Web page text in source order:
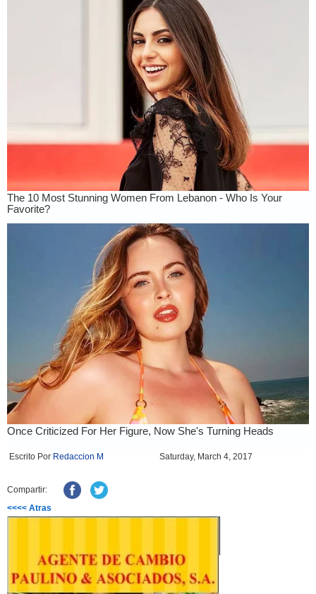
Escrito Por Redaccion M Saturday, March 4, 2017
Compartir:
<<<< Atras